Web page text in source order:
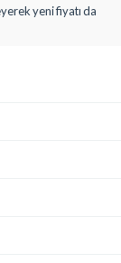
yeni fiyatı da